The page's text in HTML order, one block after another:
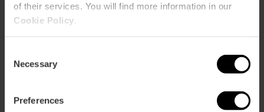
of their services. You will find more information in our
Cookie Policy
Selection
Necessary
Preferences
App di trasporto e mappe